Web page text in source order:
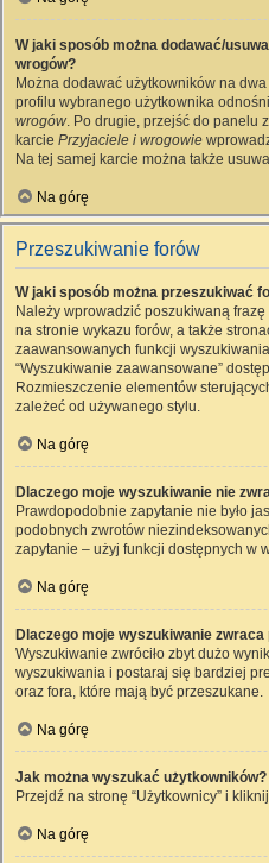
W jaki sposób można dodawać/
wrogów?
Można dodawać użytkowników na
profilu wybranego użytkownika
wrogów. Po drugie, przejść do panelu
karcie Przyjaciele i wrogowie
Na tej samej karcie można także
Na górę
Przeszukiwanie forów
W jaki sposób można przeszukiwać
Należy wprowadzić poszukiwaną
na stronie wykazu forów, a także
zaawansowanych funkcji
“Wyszukiwanie zaawansowane”
Rozmieszczenie elementów
zależeć od używanego stylu.
Na górę
Dlaczego moje wyszukiwanie nie
Prawdopodobnie zapytanie nie było
podobnych zwrotów
zapytanie – użyj funkcji dostępnych w
Na górę
Dlaczego moje wyszukiwanie
Wyszukiwanie zwróciło zbyt dużo
wyszukiwania i postaraj się bardziej
oraz fora, które mają być przeszukane.
Na górę
Jak można wyszukać użytkowników?
Przejdź na stronę “Użytkownicy” i
Na górę